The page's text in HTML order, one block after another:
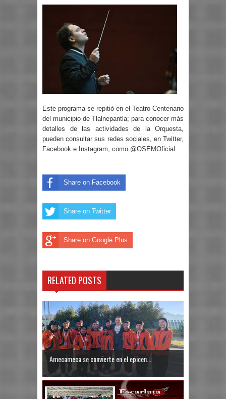
Este programa se repitió en el Teatro Centenario
del municipio de Tlalnepantla; para conocer más
detalles de las actividades de la Orquesta,
pueden consultar sus redes sociales, en Twitter,
Facebook e Instagram, como @OSEMOficial.
Share on Facebook
Share on Twitter
Share on Google Plus
RELATED POSTS
Amecameca se convierte en el epicen...